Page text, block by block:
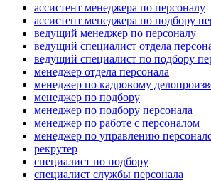
ассистент менеджера по персоналу
ассистент менеджера по подбору
ведущий менеджер по персоналу
ведущий специалист отдела
ведущий специалист по подбору
менеджер отдела персонала
менеджер по кадровому
менеджер по подбору
менеджер по подбору персонала
менеджер по работе с персоналом
менеджер по управлению
рекрутер
специалист по подбору
специалист службы персонала